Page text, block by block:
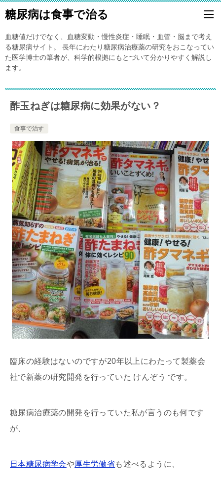
糖尿病は食事で治る
血糖値だけでなく、血糖変動・慢性炎症・睡眠・血管・脳まで考え
る糖尿病サイト。 長年にわたり糖尿病治療薬の研究をおこなってい
た医学博士の筆者が、科学的根拠にもとづいて分かりやすく解説し
ます。
酢玉ねぎは糖尿病に効果がない？
食事で治す
臨床の経験はないのですが20年以上にわたって製薬会
社で新薬の研究開発を行っていた けんぞう です。
糖尿病治療薬の開発を行っていた私が言うのも何です
が、
日本糖尿病学会や厚生労働省も述べるように、